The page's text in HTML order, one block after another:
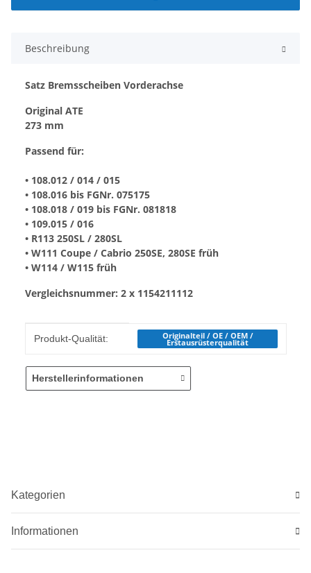
Beschreibung
Satz Bremsscheiben Vorderachse
Original ATE
273 mm
Passend für:
• 108.012 / 014 / 015
• 108.016 bis FGNr. 075175
• 108.018 / 019 bis FGNr. 081818
• 109.015 / 016
• R113 250SL / 280SL
• W111 Coupe / Cabrio 250SE, 280SE früh
• W114 / W115 früh
Vergleichsnummer: 2 x 1154211112
Produkteigenschaft
Wert
Produkt-Qualität: Originalteil / OE / OEM /
Erstausrüsterqualität
Herstellerinformationen
Kategorien
Informationen